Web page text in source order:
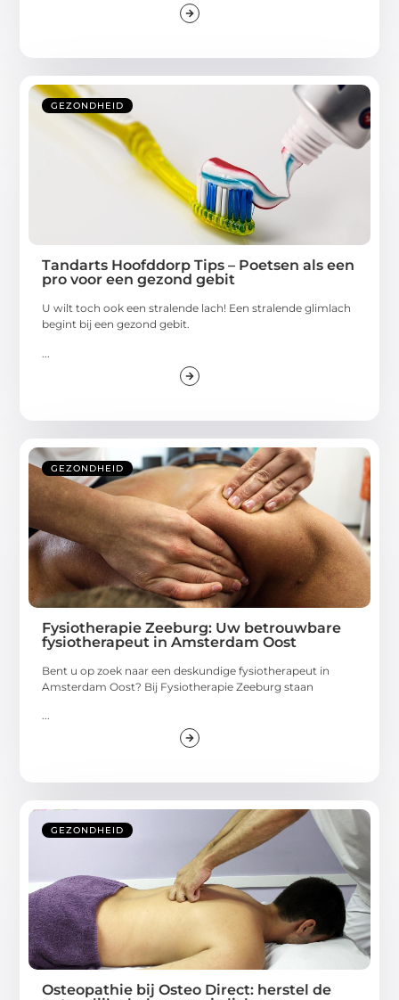
GEZONDHEID
Tandarts Hoofddorp Tips – Poetsen als een
pro voor een gezond gebit
U wilt toch ook een stralende lach! Een stralende glimlach
begint bij een gezond gebit.
GEZONDHEID
Fysiotherapie Zeeburg: Uw betrouwbare
fysiotherapeut in Amsterdam Oost
Bent u op zoek naar een deskundige fysiotherapeut in
Amsterdam Oost? Bij Fysiotherapie Zeeburg staan
GEZONDHEID
Osteopathie bij Osteo Direct: herstel de